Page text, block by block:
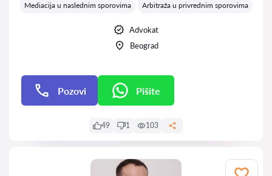
Mediacija u naslednim sporovima
Arbitraža u privrednim sporovima
Advokat
Beograd
Pozovi Pišite
49 1 103